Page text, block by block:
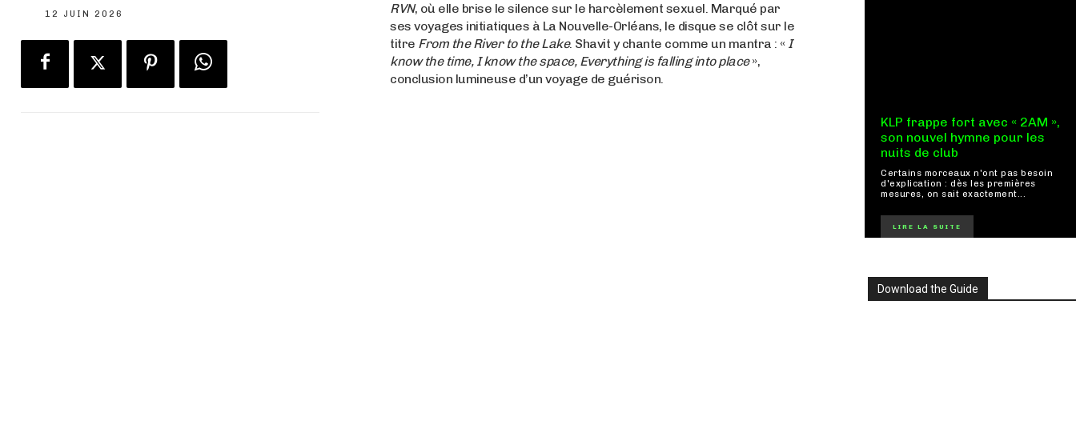
12 JUIN 2026
RVN, où elle brise le silence sur le harcèlement sexuel. Marqué par
ses voyages initiatiques à La Nouvelle-Orléans, le disque se clôt sur le
titre From the River to the Lake. Shavit y chante comme un mantra : « I
know the time, I know the space, Everything is falling into place»,
conclusion lumineuse d’un voyage de guérison.
KLP frappe fort avec « 2AM »,
son nouvel hymne pour les
nuits de club
Certains morceaux n'ont pas besoin
d'explication : dès les premières
mesures, on sait exactement...
LIRE LA SUITE
Download the Guide